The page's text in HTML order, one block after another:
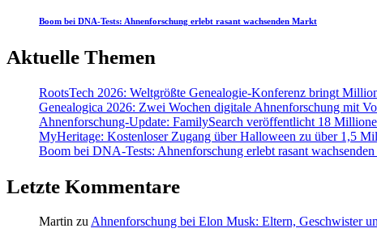
Boom bei DNA-Tests: Ahnenforschung erlebt rasant wachsenden Markt
Aktuelle Themen
RootsTech 2026: Weltgrößte Genealogie-Konferenz bringt
Genealogica 2026: Zwei Wochen digitale Ahnenforschung mit
Ahnenforschung-Update: FamilySearch veröffentlicht 18
MyHeritage: Kostenloser Zugang über Halloween zu über 1,5
Boom bei DNA-Tests: Ahnenforschung erlebt rasant
Letzte Kommentare
Martin zu Ahnenforschung bei Elon Musk: Eltern, Geschwister